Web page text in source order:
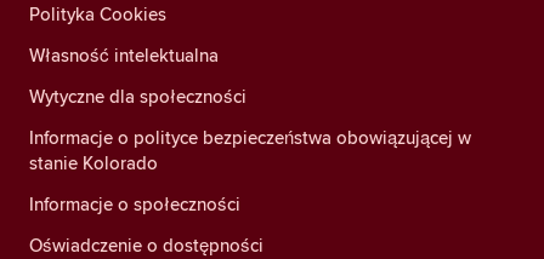
Polityka Cookies
Własność intelektualna
Wytyczne dla społeczności
Informacje o polityce bezpieczeństwa obowiązującej w
stanie Kolorado
Informacje o społeczności
Oświadczenie o dostępności